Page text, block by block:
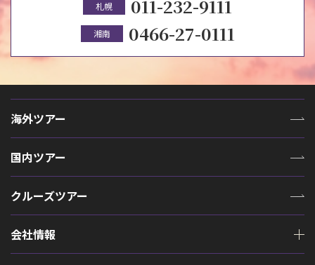
札幌 011-232-9111
湘南 0466-27-0111
海外ツアー
国内ツアー
クルーズツアー
会社情報